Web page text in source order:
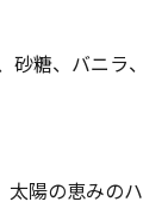
糖、バニラ、
太陽の恵みのハ